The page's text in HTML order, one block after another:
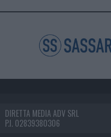
DIRETTA MEDIA ADV SRL
P.I. 02839380306